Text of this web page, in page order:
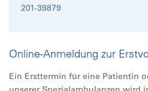
201-39879
Online-Anmeldung zur
Ein Ersttermin für eine Patientin